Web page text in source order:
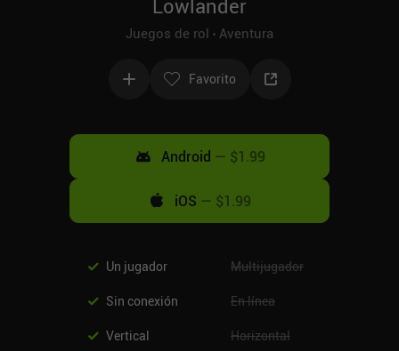
Lowlander
Juegos de rol Aventura
Favorito
Android — $1.99
iOS — $1.99
Un jugador Multijugador
Sin conexión En línea
Vertical Horizontal